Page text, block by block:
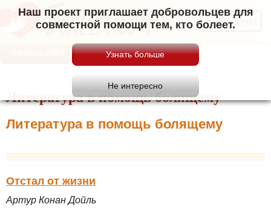
Наш проект приглашает добровольцев для
совместной помощи тем, кто болеет.Меню
Литература в помощь болящему
Литература в помощь болящему
Отстал от жизни
Артур Конан Дойль